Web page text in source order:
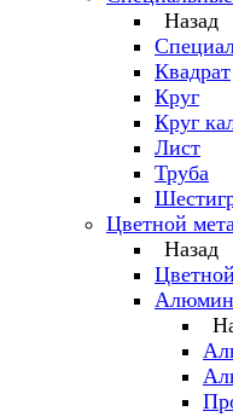
Назад
Квадрат
Круг
Круг
Лист
Труба
Цветной
Назад